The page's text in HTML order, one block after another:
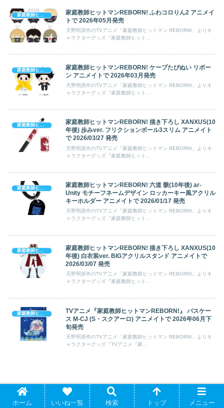
家庭教師ヒットマンREBORN! ふわコロりん2 アニメイ
トで 2026年05月発売
天野明原作のTVアニメ「家庭教師ヒットマン REBORN!」よりキ
ャラクターグッズ『家庭教師ヒット...
家庭教師ヒットマンREBORN! ケープたぴぬい リボー
ン アニメイトで 2026年03月発売
天野明原作のTVアニメ「家庭教師ヒットマン REBORN!」よりキ
ャラクターグッズ『家庭教師ヒット...
家庭教師ヒットマンREBORN! 描き下ろし XANXUS(10
年後) 歩みver. フリクションボール3スリム アニメイト
で 2026/03/27 発売
天野明原作のTVアニメ「家庭教師ヒットマン REBORN!」よりキ
ャラクターグッズ『家庭教師ヒット...
家庭教師ヒットマンREBORN! 六道 骸(10年後) ar-
Unity モチーフネームデザイン ロッカーキー風アクリル
キーホルダー アニメイトで 2026/01/17 発売
天野明原作のTVアニメ「家庭教師ヒットマン REBORN!」よりキ
ャラクターグッズ『家庭教師ヒット...
家庭教師ヒットマン REBORN!
家庭教師ヒットマンREBORN! 描き下ろし XANXUS(10
年後) 白衣装ver. BIGアクリルスタンド アニメイトで
2026/03/07 発売
天野明原作のTVアニメ「家庭教師ヒットマン REBORN!」よりキ
ャラクターグッズ『家庭教師ヒット...
家庭教師ヒットマン REBORN!
TVアニメ『家庭教師ヒットマンREBORN!』 パスケー
ス M-CJ (S・スクアーロ) アニメイトで 2026年06月下
旬発売
天野明原作のTVアニメ「家庭教師ヒットマン REBORN!」よりキ
ャラクターグッズ『TVアニメ『家...
Identity V CHARACTER DAY 2024Ver. 缶
バッジセット 黄衣の王 アニメイトで
ホーム いいね一覧 検索 トップ メニュー